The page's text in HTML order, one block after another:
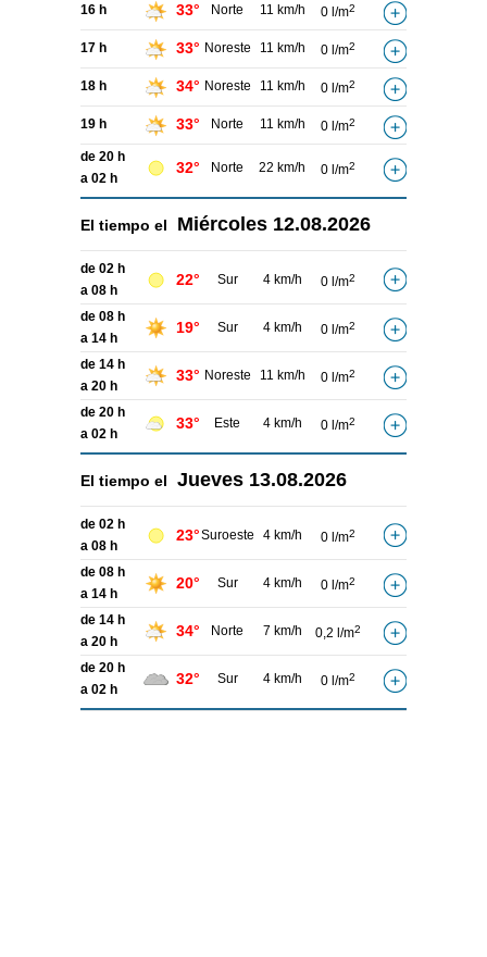
16 h 33° Norte 11 km/h 0 l/m2
17 h 33° Noreste 11 km/h 0 l/m2
18 h 34° Noreste 11 km/h 0 l/m2
19 h 33° Norte 11 km/h 0 l/m2
de 20 h
a 02 h
32° Norte 22 km/h 0 l/m2
El tiempo el Miércoles 12.08.2026
de 02 h
a 08 h
22° Sur 4 km/h 0 l/m2
de 08 h
a 14 h
19° Sur 4 km/h 0 l/m2
de 14 h
a 20 h
33° Noreste 11 km/h 0 l/m2
de 20 h
a 02 h
33° Este 4 km/h 0 l/m2
El tiempo el Jueves 13.08.2026
de 02 h
a 08 h
23°Suroeste 4 km/h 0 l/m2
de 08 h
a 14 h
20° Sur 4 km/h 0 l/m2
de 14 h
a 20 h
34° Norte 7 km/h 0,2 l/m2
de 20 h
a 02 h
32° Sur 4 km/h 0 l/m2